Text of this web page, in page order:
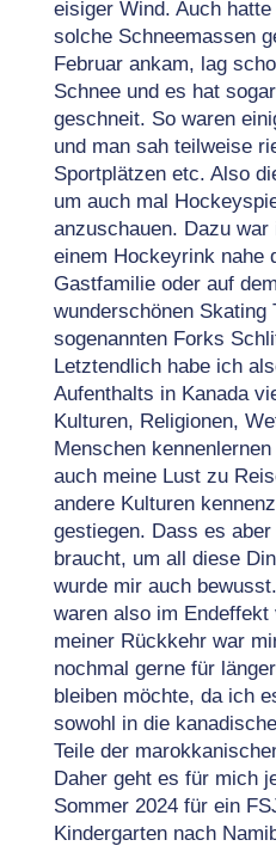
eisiger Wind. Auch
solche Schneemassen
Februar ankam, lag
Schnee und es hat
geschneit. So waren
und man sah teilweise
Sportplätzen etc. Also
um auch mal
anzuschauen. Dazu
einem Hockeyrink nahe
Gastfamilie oder auf
wunderschönen Skating
sogenannten Forks
Letztendlich habe ich
Aufenthalts in Kanada
Kulturen, Religionen,
Menschen
auch meine Lust zu
andere Kulturen
gestiegen. Dass es
braucht, um all diese
wurde mir auch
waren also im
meiner Rückkehr war
nochmal gerne für
bleiben möchte, da ich
sowohl in die
Teile der
Daher geht es für mich
Sommer 2024 für ein
Kindergarten nach